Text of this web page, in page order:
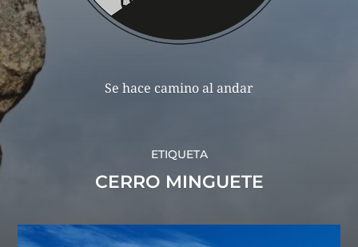
Se hace camino al andar
ETIQUETA
CERRO MINGUETE